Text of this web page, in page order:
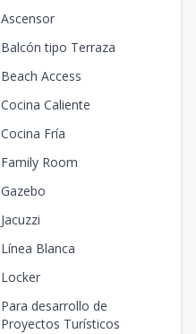
Ascensor
Balcón tipo Terraza
Beach Access
Cocina Caliente
Cocina Fría
Family Room
Gazebo
Jacuzzi
Línea Blanca
Locker
Para desarrollo de
Proyectos Turísticos